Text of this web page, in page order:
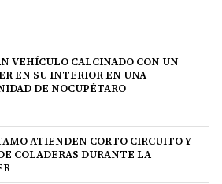
VEHÍCULO CALCINADO CON UN
EN SU INTERIOR EN UNA
DE NOCUPÉTARO
ATIENDEN CORTO CIRCUITO Y
COLADERAS DURANTE LA